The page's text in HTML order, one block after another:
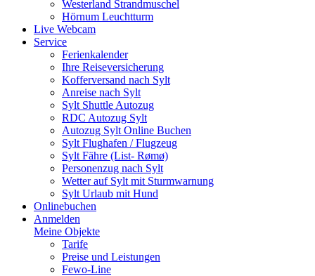
Westerland Strandmuschel
Hörnum Leuchtturm
Live Webcam
Service
Ferienkalender
Ihre Reiseversicherung
Kofferversand nach Sylt
Anreise nach Sylt
Sylt Shuttle Autozug
RDC Autozug Sylt
Autozug Sylt Online Buchen
Sylt Flughafen / Flugzeug
Sylt Fähre (List- Rømø)
Personenzug nach Sylt
Wetter auf Sylt mit Sturmwarnung
Sylt Urlaub mit Hund
Onlinebuchen
Anmelden
Meine Objekte
Tarife
Preise und Leistungen
Fewo-Line